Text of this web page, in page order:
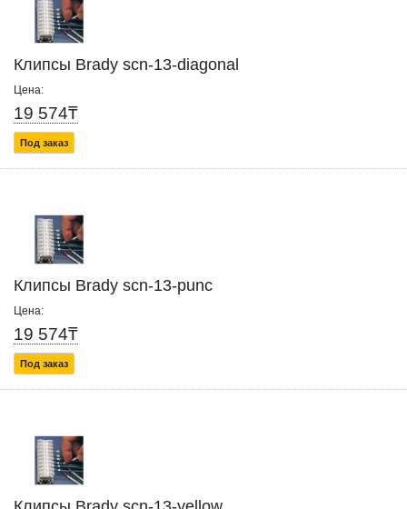
Клипсы Brady scn-13-diagonal
Цена:
19 574₸
Под заказ
Клипсы Brady scn-13-punc
Цена:
19 574₸
Под заказ